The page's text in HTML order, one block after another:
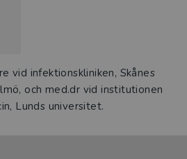
vid infektionskliniken, Skånes
och med.dr vid institutionen
Lunds universitet.